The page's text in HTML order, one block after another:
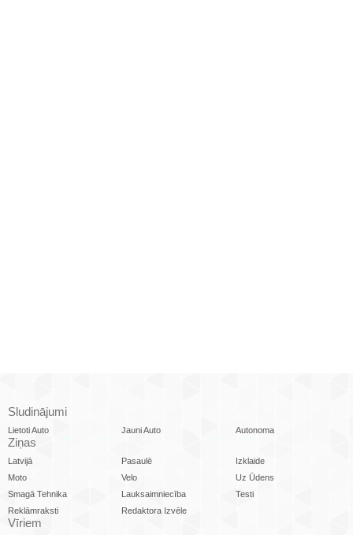
Sludinājumi
Lietoti Auto Jauni Auto Autonoma
Ziņas
Latvijā Pasaulē
Izklaide
Moto
Velo
Uz Ūdens
Smagā Tehnika
Lauksaimniecība
Testi
Reklāmraksti
Redaktora Izvēle
Vīriem